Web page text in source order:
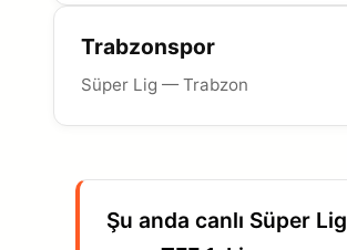
Trabzonspor
Süper Lig — Trabzon
Şu anda canlı Süper Lig